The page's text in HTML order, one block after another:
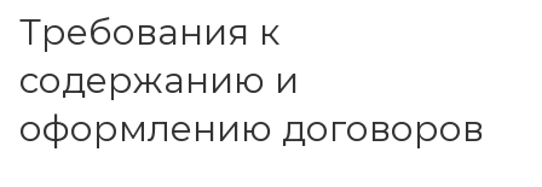
Требования к
содержанию и
оформлению договоров